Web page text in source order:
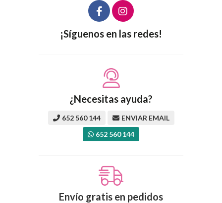
¡Síguenos en las redes!
¿Necesitas ayuda?
652 560 144
ENVIAR EMAIL
652 560 144
Envío gratis en pedidos